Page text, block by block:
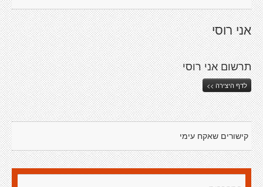
אני רוסי
תרשום אני רוסי
לדף היצירה >>
קישורים שאקח עימי